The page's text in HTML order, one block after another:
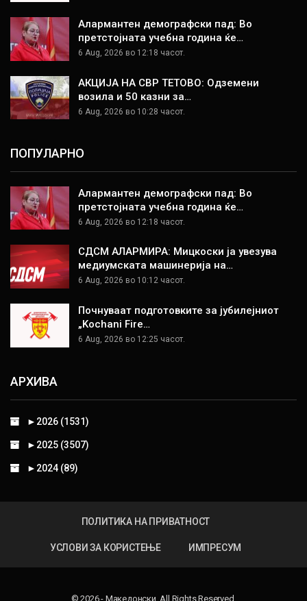
Алармантен демографски пад: Во
претстојната учебна година ќе…
6 Aug, 2026 во 12:18 часот.
АКЦИЈА НА СВР ТЕТОВО: Одземени
возила и 50 казни за…
6 Aug, 2026 во 10:28 часот.
ПОПУЛАРНО
Алармантен демографски пад: Во
претстојната учебна година ќе…
6 Aug, 2026 во 12:18 часот.
СДСМ АЛАРМИРА: Мицкоски ја увезува
медиумската машинерија на…
6 Aug, 2026 во 10:12 часот.
Почнуваат подготовките за јубилејниот
„Kochani Fire…
6 Aug, 2026 во 12:25 часот.
АРХИВА
► 2026 (1531)
► 2025 (3507)
► 2024 (89)
ПОЛИТИКА НА ПРИВАТНОСТ
УСЛОВИ ЗА КОРИСТЕЊЕ ИМПРЕСУМ
© 2026 - Македонски. All Rights Reserved.